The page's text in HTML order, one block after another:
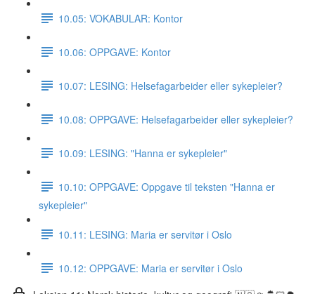
10.05: VOKABULAR: Kontor
10.06: OPPGAVE: Kontor
10.07: LESING: Helsefagarbeider eller sykepleier?
10.08: OPPGAVE: Helsefagarbeider eller sykepleier?
10.09: LESING: "Hanna er sykepleier"
10.10: OPPGAVE: Oppgave til teksten "Hanna er
sykepleier"
10.11: LESING: Maria er servitør i Oslo
10.12: OPPGAVE: Maria er servitør i Oslo